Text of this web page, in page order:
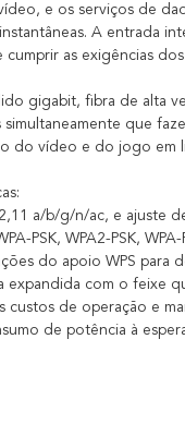
e os serviços de
A entrada
cumprir as exigências
gigabit, fibra de alta
simultaneamente que
do vídeo e do jogo em
a/b/g/n/ac, e ajuste
PSK, WPA2-PSK,
do apoio WPS para
expandida com o feixe
custos de operação e
de potência à